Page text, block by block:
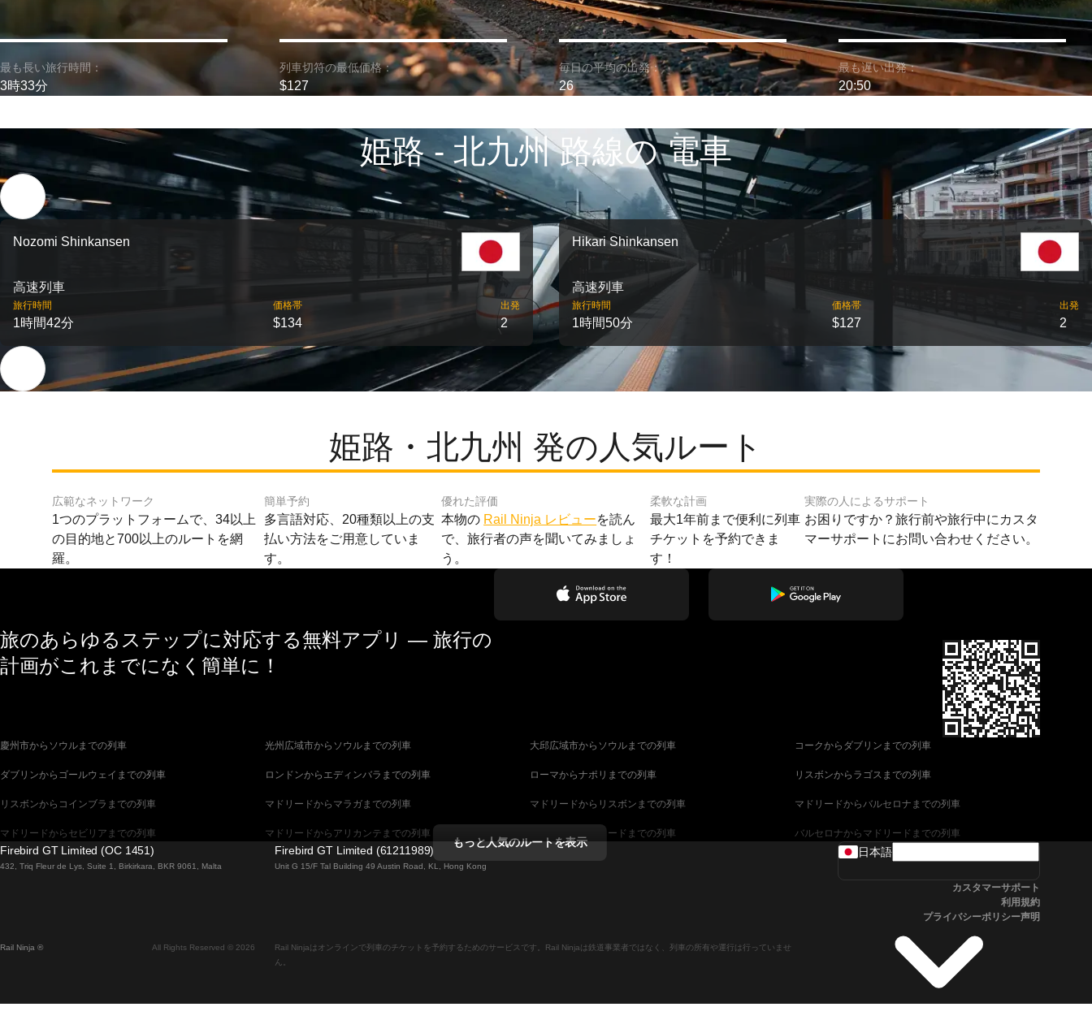
最も長い旅行時間：
3時33分
列車切符の最低価格：
$127
毎日の平均の出発：
26
最も遅い出発：
20:50
姫路 - 北九州 路線の 電車
Nozomi Shinkansen
高速列車
旅行時間
1時間42分
価格帯
$134
出発
2
Hikari Shinkansen
高速列車
旅行時間
1時間50分
価格帯
$127
出発
2
姫路・北九州 発の人気ルート
広範なネットワーク
1つのプラットフォームで、34以上
の目的地と700以上のルートを網
羅。
簡単予約
多言語対応、20種類以上の支
払い方法をご用意していま
す。
優れた評価
本物の Rail Ninja レビューを読ん
で、旅行者の声を聞いてみましょ
う。
柔軟な計画
最大1年前まで便利に列車
チケットを予約できま
す！
実際の人によるサポート
お困りですか？旅行前や旅行中にカスタ
マーサポートにお問い合わせください。
旅のあらゆるステップに対応する無料アプリ — 旅行の
計画がこれまでになく簡単に！
慶州市からソウルまでの列車 光州広域市からソウルまでの列車 大邱広域市からソウルまでの列車 コークからダブリンまでの列車
ダブリンからゴールウェイまでの列車 ロンドンからエディンバラまでの列車 ローマからナポリまでの列車 リスボンからラゴスまでの列車
リスボンからコインブラまでの列車 マドリードからマラガまでの列車 マドリードからリスボンまでの列車 マドリードからバルセロナまでの列車
マドリードからセビリアまでの列車 マドリードからアリカンテまでの列車 マラガからマドリードまでの列車 バルセロナからマドリードまでの列車
バルセロナからセビリアまでの列車 バルセロナからマラガまでの列車 ヴェネツィアからローマまでの列車
ウィーンからザルツブルクまでの列車
アリカンテからマドリードまでの列車
エディンバラからロンドンまでの列車 ザルツブルクからウィーンまでの列車 キャンベラからシドニーまでの列車 フィレンツェからヴェネツィアまでの列車
ローマからフィレンツェまでの列車
もっと人気のルートを表示
Firebird GT Limited (OC 1451)
432, Triq Fleur de Lys, Suite 1, Birkirkara, BKR 9061, Malta
Firebird GT Limited (61211989)
Unit G 15/F Tal Building 49 Austin Road, KL, Hong Kong
Rail Ninja ® All Rights Reserved © 2026
Rail Ninjaはオンラインで列車のチケットを予約するためのサービスです。Rail Ninjaは鉄道事業者ではなく、列車の所有や運行は行っていませ
ん。
日本語
カスタマーサポート
利用規約
プライバシーポリシー声明